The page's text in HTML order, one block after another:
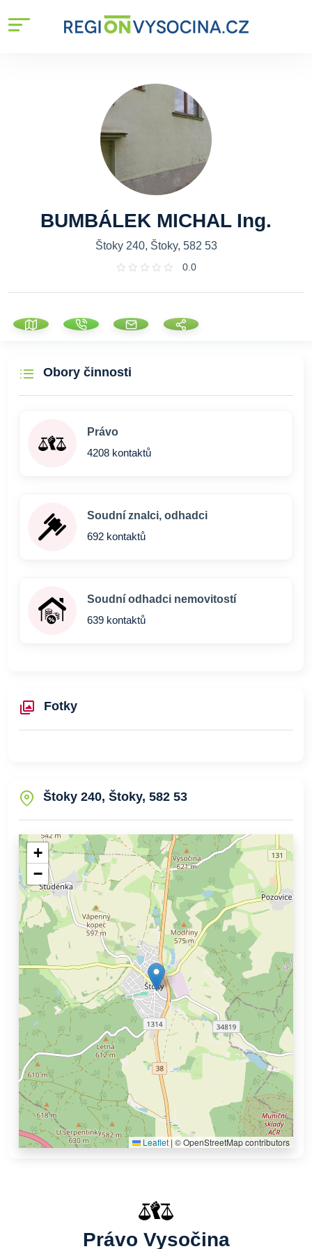
BUMBÁLEK MICHAL Ing.
Štoky 240, Štoky, 582 53
0.0
Obory činnosti
Právo
4208 kontaktů
Soudní znalci, odhadci
692 kontaktů
Soudní odhadci nemovitostí
639 kontaktů
Fotky
Štoky 240, Štoky, 582 53
+
−
Leaflet |© OpenStreetMap contributors
Právo Vysočina